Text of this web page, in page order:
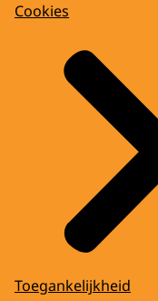
Cookies
Toegankelijkheid